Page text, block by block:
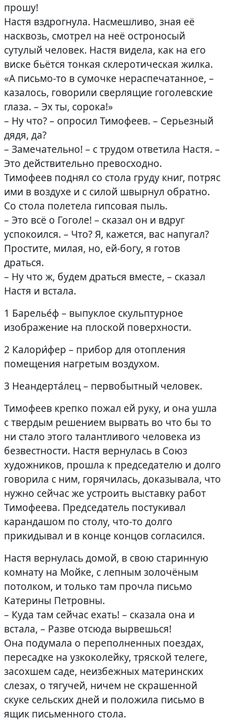
прошу!
Настя вздрогнула. Насмешливо, зная её
насквозь, смотрел на неё остроносый
сутулый человек. Настя видела, как на его
виске бьётся тонкая склеротическая жилка.
«А письмо-то в сумочке нераспечатанное, –
казалось, говорили сверлящие гоголевские
глаза. – Эх ты, сорока!»
– Ну что? – опросил Тимофеев. – Серьезный
дядя, да?
– Замечательно! – с трудом ответила Настя. –
Это действительно превосходно.
Тимофеев поднял со стола груду книг, потряс
ими в воздухе и с силой швырнул обратно.
Со стола полетела гипсовая пыль.
– Это всё о Гоголе! – сказал он и вдруг
успокоился. – Что? Я, кажется, вас напугал?
Простите, милая, но, ей-богу, я готов
драться.
– Ну что ж, будем драться вместе, – сказал
Настя и встала.
1 Барелье́ф – выпуклое скульптурное
изображение на плоской поверхности.
2 Калори́фер – прибор для отопления
помещения нагретым воздухом.
3 Неандерта́лец – первобытный человек.
Тимофеев крепко пожал ей руку, и она ушла
с твердым решением вырвать во что бы то
ни стало этого талантливого человека из
безвестности. Настя вернулась в Союз
художников, прошла к председателю и долго
говорила с ним, горячилась, доказывала, что
нужно сейчас же устроить выставку работ
Тимофеева. Председатель постукивал
карандашом по столу, что-то долго
прикидывал и в конце концов согласился.
Настя вернулась домой, в свою старинную
комнату на Мойке, с лепным золочёным
потолком, и только там прочла письмо
Катерины Петровны.
– Куда там сейчас ехать! – сказала она и
встала, – Разве отсюда вырвешься!
Она подумала о переполненных поездах,
пересадке на узкоколейку, тряской телеге,
засохшем саде, неизбежных материнских
слезах, о тягучей, ничем не скрашенной
скуке сельских дней и положила письмо в
ящик письменного стола.